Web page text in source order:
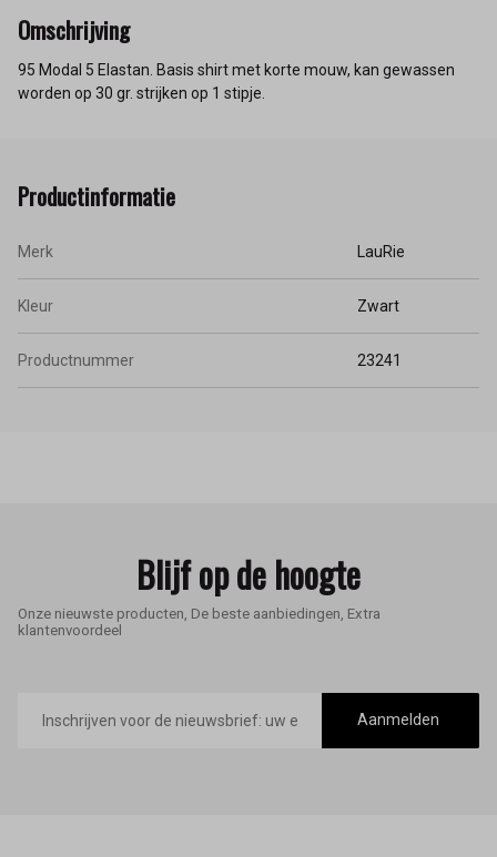
Omschrijving
95 Modal 5 Elastan. Basis shirt met korte mouw, kan gewassen
worden op 30 gr. strijken op 1 stipje.
Productinformatie
Merk LauRie
Kleur Zwart
Productnummer 23241
Blijf op de hoogte
Onze nieuwste producten, De beste aanbiedingen, Extra
klantenvoordeel
mailadres
Aanmelden